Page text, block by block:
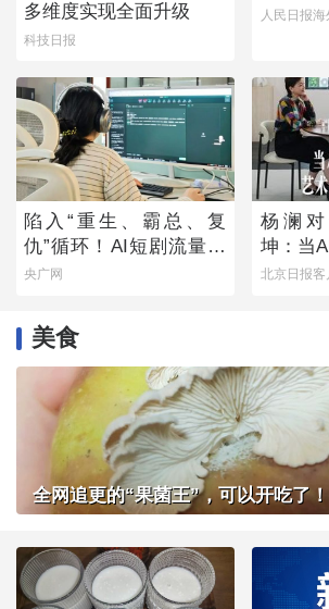
多维度实现全面升级
科技日报
人民日报海
陷入“重生、霸总、复
仇”循环！AI短剧流量狂
欢背后
央广网
杨澜
坤：当
意义如
北京日报客
美食
全网追更的“果菌王”，可以开吃了！